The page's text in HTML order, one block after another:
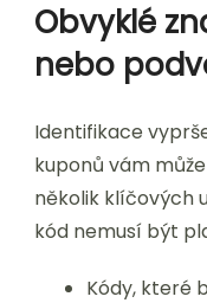
Obvyklé
nebo
Identifikace
kuponů vám
několik klíčových
kód nemusí být
Kódy, které